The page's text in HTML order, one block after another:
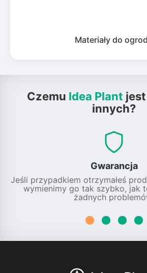
Materiały do
Czemu Idea Plant
innych?
Gwarancja
Jeśli przypadkiem otrzymałeś
wymienimy go tak szybko, jak
żadnych